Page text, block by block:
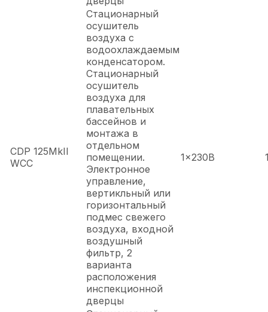
CDP 125MkII
WCC
Стационарный
осушитель
воздуха с
водоохлаждаемым
конденсатором.
Стационарный
осушитель
воздуха для
плавательных
бассейнов и
монтажа в
отдельном
помещении.
Электронное
управление,
вертикльный или
горизонтальный
подмес свежего
воздуха, входной
воздушный
фильтр, 2
варианта
расположения
инспекционной
дверцы
1x230В